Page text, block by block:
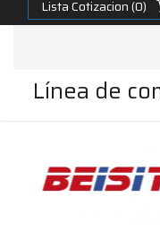
Línea de